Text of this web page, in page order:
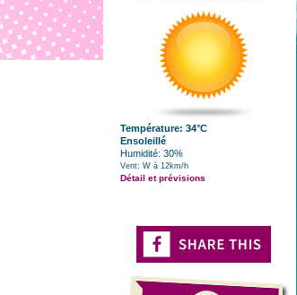
Température: 34°C
Ensoleillé
Humidité: 30%
Vent: W à 12km/h
Détail et prévisions